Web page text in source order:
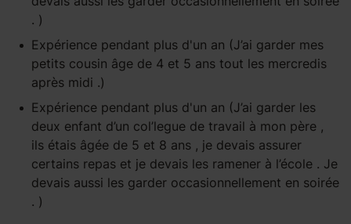
. )
Expérience pendant plus d'un an (J’ai garder mes
petits cousin âge de 4 et 5 ans tout les mercredis
après midi .)
Expérience pendant plus d'un an (J’ai garder les
deux enfant d’un col’legue de travail à mon père ,
ils étais âgée de 5 et 8 ans , je devais assurer
certains repas et je devais les ramener à l’école . Je
devais aussi les garder occasionnellement en soirée
. )